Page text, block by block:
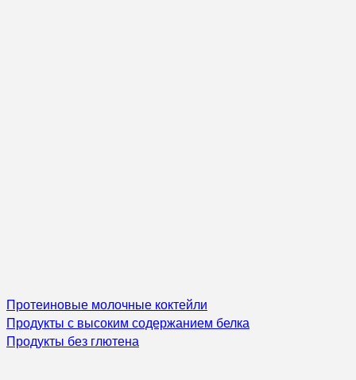
Протеиновые молочные коктейли
Продукты с высоким содержанием белка
Продукты без глютена